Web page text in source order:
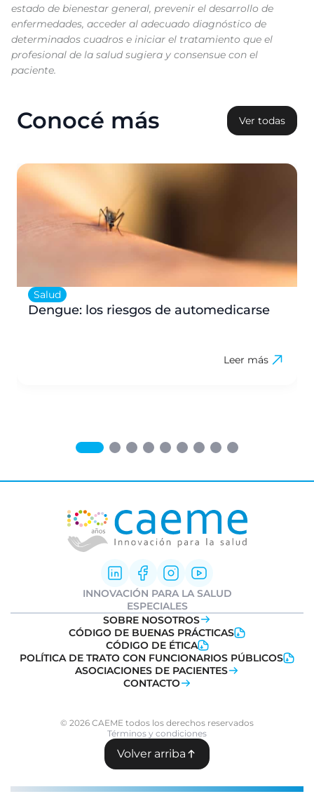
estado de bienestar general, prevenir el desarrollo de
enfermedades, acceder al adecuado diagnóstico de
determinados cuadros e iniciar el tratamiento que el
profesional de la salud sugiera y consensue con el
paciente.
Conocé más Ver todas
Salud
Dengue: los riesgos de automedicarse
Leer más
INNOVACIÓN PARA LA SALUD
Innovación Farmacéutica
I+D clínica
Sociedad y Medicamentos
Transformación Digital
Salud
Farmacovigilancia
ESPECIALES
Informe Weber
Ideatón Salud
InnovationDay
SOBRE NOSOTROS
CÓDIGO DE BUENAS PRÁCTICAS
CÓDIGO DE ÉTICA
POLÍTICA DE TRATO CON FUNCIONARIOS PÚBLICOS
ASOCIACIONES DE PACIENTES
CONTACTO
© 2026 CAEME todos los derechos reservados
Términos y condiciones
Volver arriba